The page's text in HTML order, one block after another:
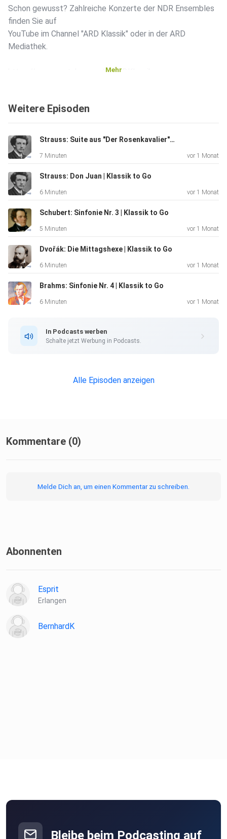
Schon gewusst? Zahlreiche Konzerte der NDR Ensembles
finden Sie auf
YouTube im Channel "ARD Klassik" oder in der ARD
Mediathek.
https://www.youtube.com/@ARDKlassik
Abonnieren Sie "Klassik to Go" und finden Sie weitere
Angebote des NDR in der ARD Audiothek!
https://www.ardaudiothek.de/sendung/klassik-to-
go/10778959/
Mehr
Weitere Episoden
Strauss: Suite aus "Der Rosenkavalier" op. 59 | Klassik to Go
7 Minuten vor 1 Monat
Strauss: Don Juan | Klassik to Go
6 Minuten vor 1 Monat
Schubert: Sinfonie Nr. 3 | Klassik to Go
5 Minuten vor 1 Monat
Dvořák: Die Mittagshexe | Klassik to Go
6 Minuten vor 1 Monat
Brahms: Sinfonie Nr. 4 | Klassik to Go
6 Minuten vor 1 Monat
In Podcasts werben
Schalte jetzt Werbung in Podcasts.
Alle Episoden anzeigen
Kommentare (0)
Melde Dich an, um einen Kommentar zu schreiben.
Abonnenten
Esprit
Erlangen
BernhardK
Bleibe beim Podcasting auf